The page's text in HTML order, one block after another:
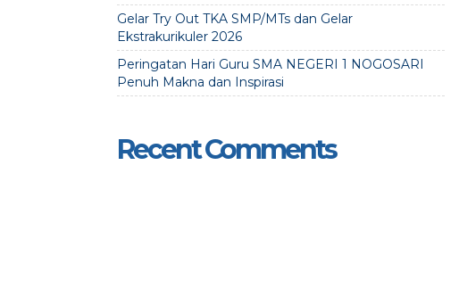
Gelar Try Out TKA SMP/MTs dan Gelar
Ekstrakurikuler 2026
Peringatan Hari Guru SMA NEGERI 1 NOGOSARI
Penuh Makna dan Inspirasi
Recent Comments